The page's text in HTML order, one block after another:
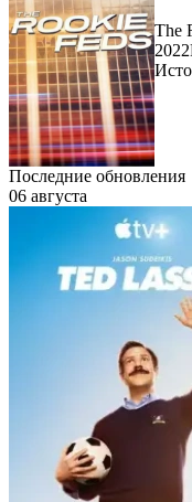
The
2022
Последние обновления
06 августа